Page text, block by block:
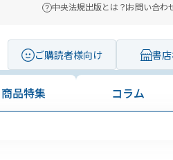
中央法規出版とは？お問い合わ
ご購読者様向け 書
商品特集 コラム